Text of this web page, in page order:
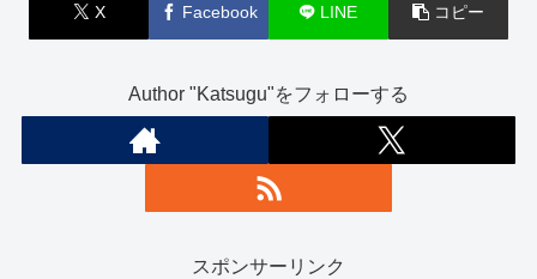
X Facebook LINE コピー
Author "Katsugu"をフォローする
スポンサーリンク